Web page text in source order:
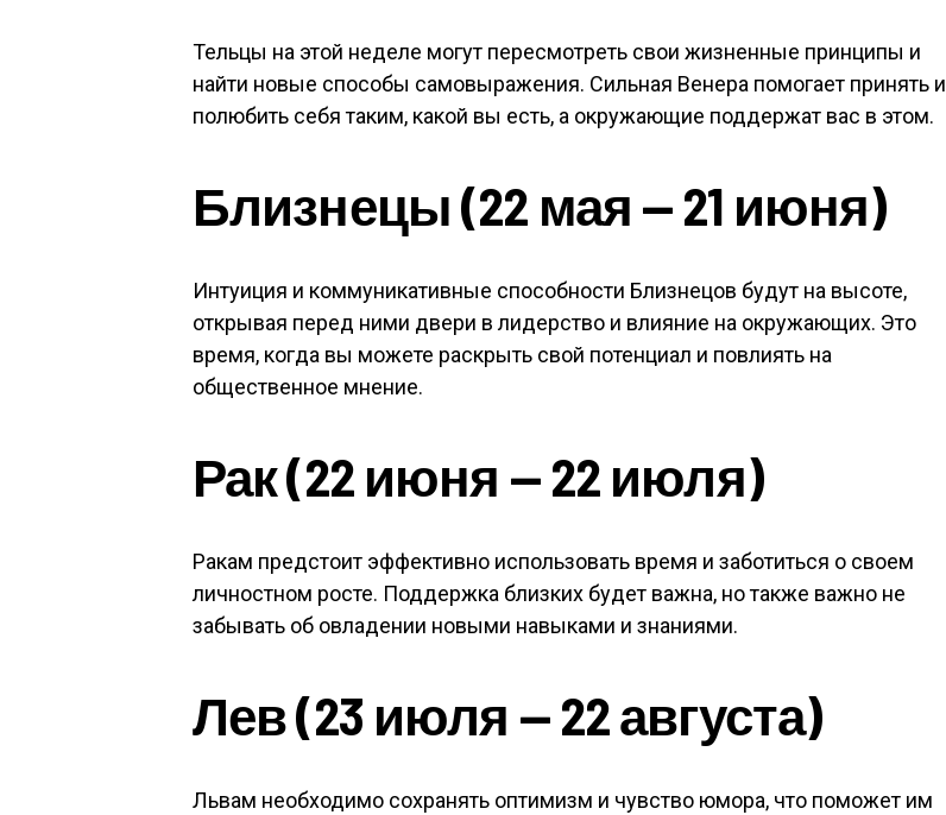
Тельцы на этой неделе могут пересмотреть свои жизненные принципы и
найти новые способы самовыражения. Сильная Венера помогает принять и
полюбить себя таким, какой вы есть, а окружающие поддержат вас в этом.
Близнецы (22 мая — 21 июня)
Интуиция и коммуникативные способности Близнецов будут на высоте,
открывая перед ними двери в лидерство и влияние на окружающих. Это
время, когда вы можете раскрыть свой потенциал и повлиять на
общественное мнение.
Рак (22 июня — 22 июля)
Ракам предстоит эффективно использовать время и заботиться о своем
личностном росте. Поддержка близких будет важна, но также важно не
забывать об овладении новыми навыками и знаниями.
Лев (23 июля — 22 августа)
Львам необходимо сохранять оптимизм и чувство юмора, что поможет им